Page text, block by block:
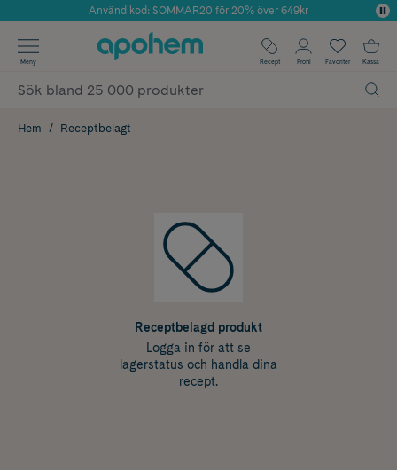
Årets Butik 2025 inom Skönhet
Använd kod: SOMMAR20 för 20% över 649kr
✓ Fri frakt
✓ Poäng på alla köp*
Meny Recept Profil Favoriter Kassa
Hem Receptbelagt
Receptbelagd produkt
Logga in för att se
lagerstatus och handla dina
recept.